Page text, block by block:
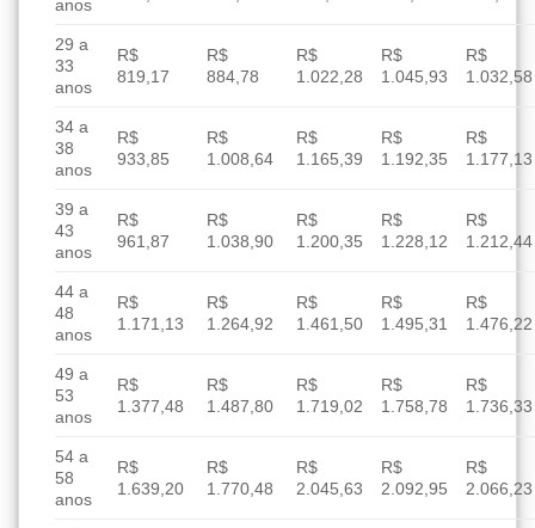
anos
29 a
33
anos
R$
819,17
R$
884,78
R$
1.022,28
R$
1.045,93
R$
1.032,58
34 a
38
anos
R$
933,85
R$
1.008,64
R$
1.165,39
R$
1.192,35
R$
1.177,13
39 a
43
anos
R$
961,87
R$
1.038,90
R$
1.200,35
R$
1.228,12
R$
1.212,44
44 a
48
anos
R$
1.171,13
R$
1.264,92
R$
1.461,50
R$
1.495,31
R$
1.476,22
49 a
53
anos
R$
1.377,48
R$
1.487,80
R$
1.719,02
R$
1.758,78
R$
1.736,33
54 a
58
anos
R$
1.639,20
R$
1.770,48
R$
2.045,63
R$
2.092,95
R$
2.066,23